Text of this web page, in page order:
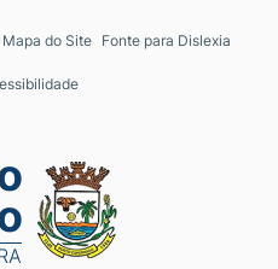
e links
Mapa do Site Fonte para Dislexia
principal